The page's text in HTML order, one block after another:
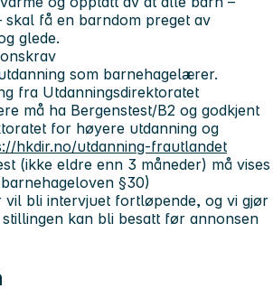
skal få en barndom preget av
glede.
som barnehagelærer.
fra Utdanningsdirektoratet
må ha Bergenstest/B2 og godkjent
for høyere utdanning og
hkdir.no/utdanning-frautlandet
(ikke eldre enn 3 måneder) må vises
§30)
vil bli intervjuet fortløpende, og vi gjør
kan bli besatt før annonsen